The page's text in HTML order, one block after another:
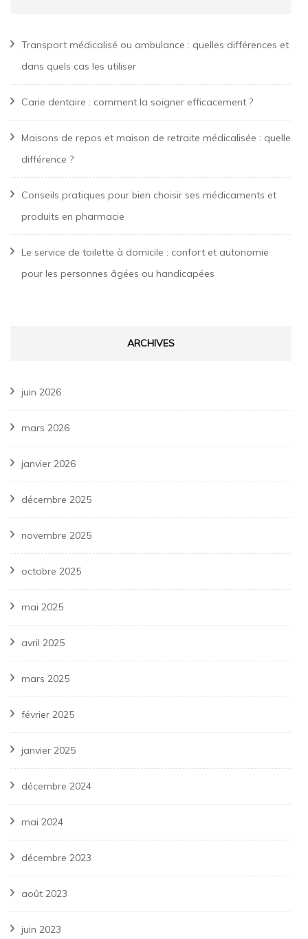
Transport médicalisé ou ambulance : quelles différences et
dans quels cas les utiliser
Carie dentaire : comment la soigner efficacement ?
Maisons de repos et maison de retraite médicalisée : quelle
différence ?
Conseils pratiques pour bien choisir ses médicaments et
produits en pharmacie
Le service de toilette à domicile : confort et autonomie
pour les personnes âgées ou handicapées
ARCHIVES
juin 2026
mars 2026
janvier 2026
décembre 2025
novembre 2025
octobre 2025
mai 2025
avril 2025
mars 2025
février 2025
janvier 2025
décembre 2024
mai 2024
décembre 2023
août 2023
juin 2023